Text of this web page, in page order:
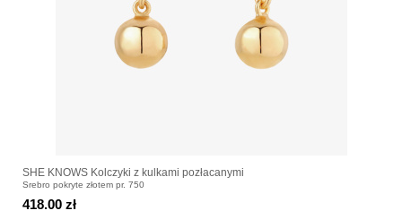
SHE KNOWS Kolczyki z kulkami pozłacanymi
Srebro pokryte złotem pr. 750
418.00 zł